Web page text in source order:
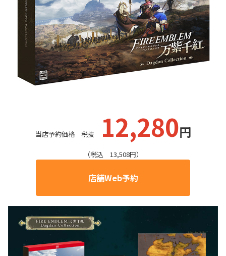
当店予約価格 税抜 12,280円
（税込 13,508円）
店舗Web予約